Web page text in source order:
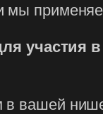
мы
участия
в вашей